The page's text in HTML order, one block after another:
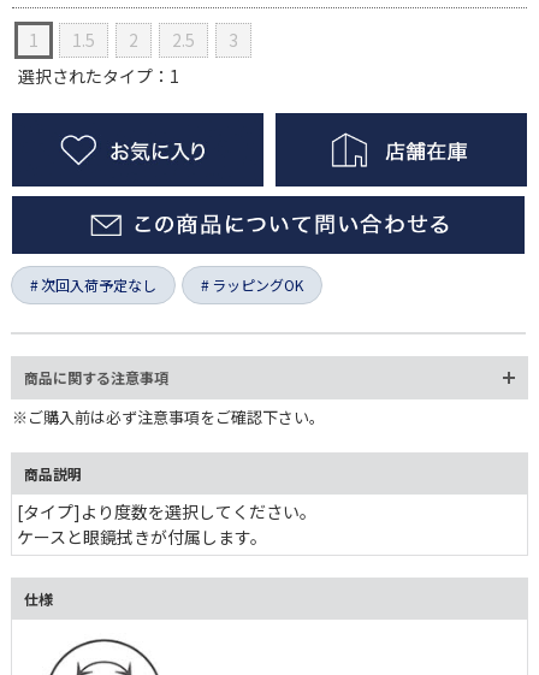
1 1.5 2 2.5
3
選択されたタイプ：1
次回入荷予定なし ラッピングOK
商品に関する注意事項
※ご購入前は必ず注意事項をご確認下さい。
商品説明
[タイプ]より度数を選択してください。
ケースと眼鏡拭きが付属します。
仕様